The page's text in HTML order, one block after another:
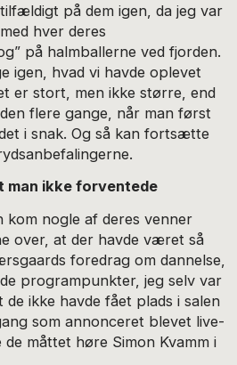
på dem igen, da jeg var
hver deres
på halmballerne ved fjorden.
igen, hvad vi havde oplevet
er stort, men ikke større, end
flere gange, når man først
i snak. Og så kan fortsætte
ikke forventede
kom nogle af deres venner
over, at der havde været så
foredrag om dannelse,
programpunkter, jeg selv var
ikke havde fået plads i salen
som annonceret blevet live-
måttet høre Simon Kvamm i